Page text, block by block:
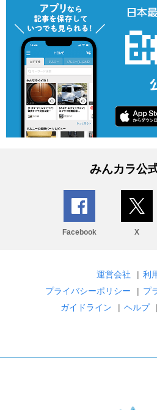
みんカラ公
Facebook X
運営会社 | 利
プライバシーポリシー
| プ
ガイドライン
| ヘルプ |